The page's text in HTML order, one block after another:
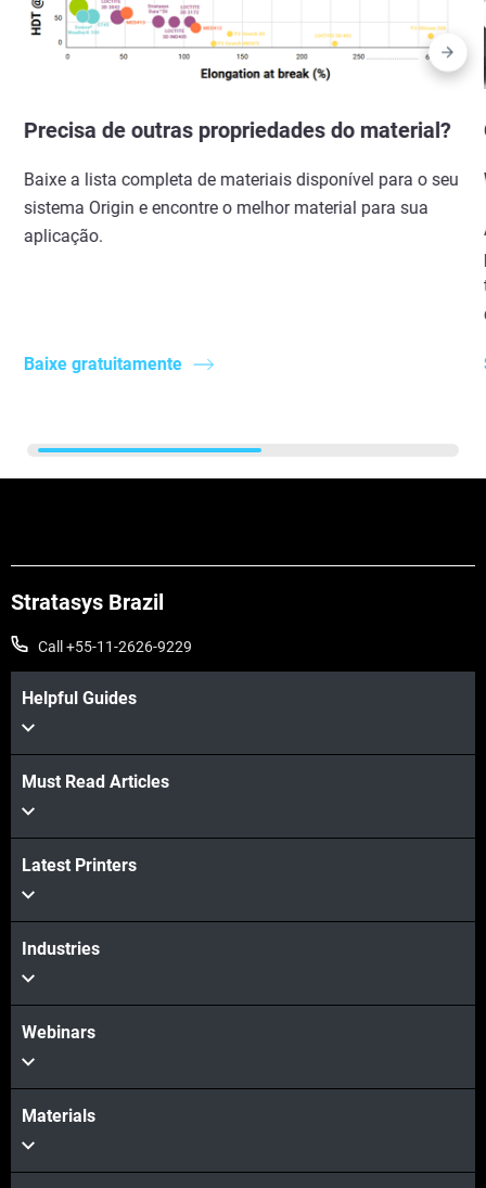
Precisa de outras propriedades do material?
Baixe a lista completa de materiais disponível para o seu
sistema Origin e encontre o melhor material para sua
aplicação.
Baixe gratuitamente
Stratasys Brazil
Call +55-11-2626-9229
Helpful Guides
Must Read Articles
Latest Printers
Industries
Webinars
Materials